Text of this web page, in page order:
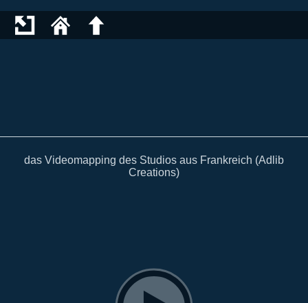
das Videomapping des Studios aus Frankreich (Adlib
Creations)